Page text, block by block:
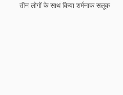
तीन लोगों के साथ किया शर्मनाक सलूक